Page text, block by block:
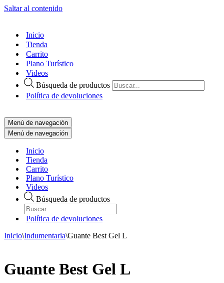
Saltar al contenido
Inicio
Tienda
Carrito
Plano Turístico
Videos
Búsqueda de productos
Política de devoluciones
Menú de navegación
Menú de navegación
Inicio
Tienda
Carrito
Plano Turístico
Videos
Búsqueda de productos
Política de devoluciones
Inicio\Indumentaria\Guante Best Gel L
Guante Best Gel L